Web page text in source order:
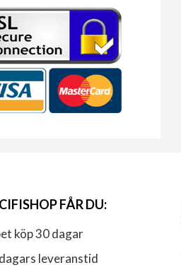
FÅR DU:
köp 30 dagar
leveranstid